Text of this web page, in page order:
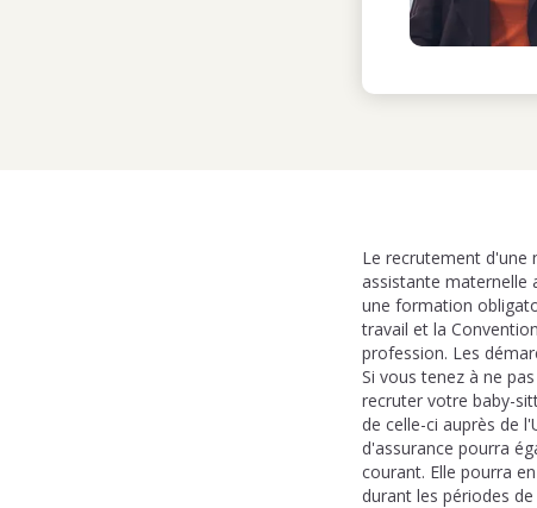
Le recrutement d'une
assistante maternelle
une formation
travail et la
profession. Les
Si vous tenez à ne
recruter votre baby-
de celle-ci auprès de
d'assurance pourra
courant. Elle pourra
durant les périodes